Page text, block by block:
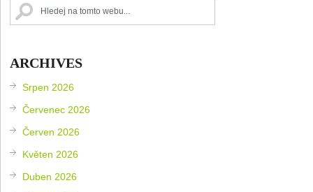
ARCHIVES
Srpen 2026
Červenec 2026
Červen 2026
Květen 2026
Duben 2026